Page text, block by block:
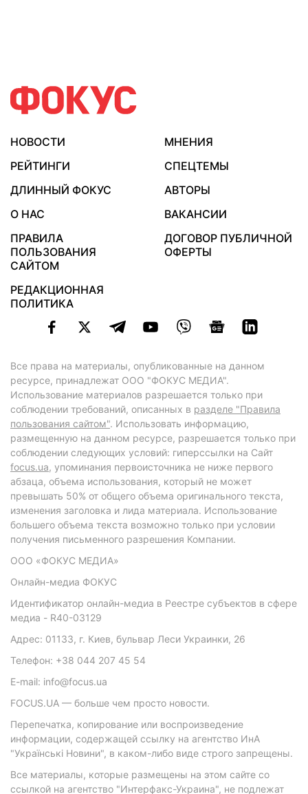
НОВОСТИ
МНЕНИЯ
РЕЙТИНГИ
СПЕЦТЕМЫ
ДЛИННЫЙ ФОКУС
АВТОРЫ
О НАС
ВАКАНСИИ
ПРАВИЛА
ПОЛЬЗОВАНИЯ
САЙТОМ
ДОГОВОР ПУБЛИЧНОЙ
ОФЕРТЫ
РЕДАКЦИОННАЯ
ПОЛИТИКА
Все права на материалы, опубликованные на данном
ресурсе, принадлежат ООО "ФОКУС МЕДИА".
Использование материалов разрешается только при
соблюдении требований, описанных в разделе "Правила
пользования сайтом". Использовать информацию,
размещенную на данном ресурсе, разрешается только при
соблюдении следующих условий: гиперссылки на Сайт
focus.ua, упоминания первоисточника не ниже первого
абзаца, объема использования, который не может
превышать 50% от общего объема оригинального текста,
изменения заголовка и лида материала. Использование
большего объема текста возможно только при условии
получения письменного разрешения Компании.
ООО «ФОКУС МЕДИА»
Онлайн-медиа ФОКУС
Идентификатор онлайн-медиа в Реестре субъектов в сфере
медиа - R40-03129
Адрес: 01133, г. Киев, бульвар Леси Украинки, 26
Телефон: +38 044 207 45 54
E-mail: info@focus.ua
FOCUS.UA — больше чем просто новости.
Перепечатка, копирование или воспроизведение
информации, содержащей ссылку на агентство ИнА
"Українські Новини", в каком-либо виде строго запрещены.
Все материалы, которые размещены на этом сайте со
ссылкой на агентство "Интерфакс-Украина", не подлежат